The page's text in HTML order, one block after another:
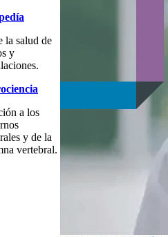
la salud de
y
a los
y de la
vertebral.